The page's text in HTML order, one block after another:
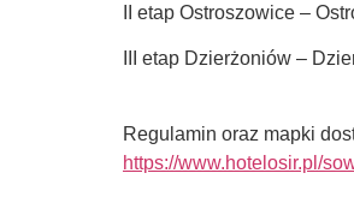
II etap Ostroszowice –
III etap Dzierżoniów –
Regulamin oraz mapki
https://www.hotelosir.pl/